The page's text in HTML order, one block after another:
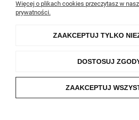
Moje konto
Więcej o plikach cookies przeczytasz w
prywatności.
ZAAKCEPTUJ TYLKO
DOSTOSUJ
ZAAKCEPTUJ